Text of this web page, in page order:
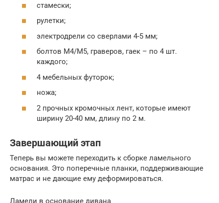
стамески;
рулетки;
электродрели со сверлами 4-5 мм;
болтов М4/М5, граверов, гаек – по 4 шт.
каждого;
4 мебельных футорок;
ножа;
2 прочных кромочных лент, которые имеют
ширину 20-40 мм, длину по 2 м.
Завершающий этап
Теперь вы можете переходить к сборке ламельного
основания. Это поперечные планки, поддерживающие
матрас и не дающие ему деформироваться.
Ламели в основание дивана